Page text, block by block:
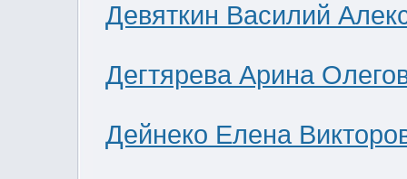
Девяткин Василий
Дегтярева Арина
Дейнеко Елена